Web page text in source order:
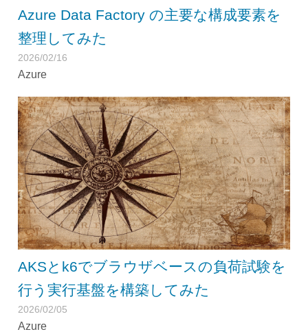
Azure Data Factory の主要な構成要素を
整理してみた
2026/02/16
Azure
AKSとk6でブラウザベースの負荷試験を
行う実行基盤を構築してみた
2026/02/05
Azure